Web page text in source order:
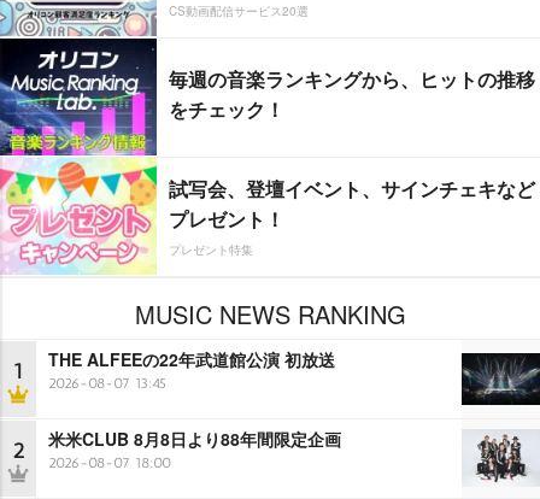
CS動画配信サービス20選
毎週の音楽ランキングから、ヒットの推移
をチェック！
試写会、登壇イベント、サインチェキなど
プレゼント！
プレゼント特集
MUSIC NEWS RANKING
1 THE ALFEEの22年武道館公演 初放送
2026-08-07 13:45
2 米米CLUB 8月8日より88年間限定企画
2026-08-07 18:00